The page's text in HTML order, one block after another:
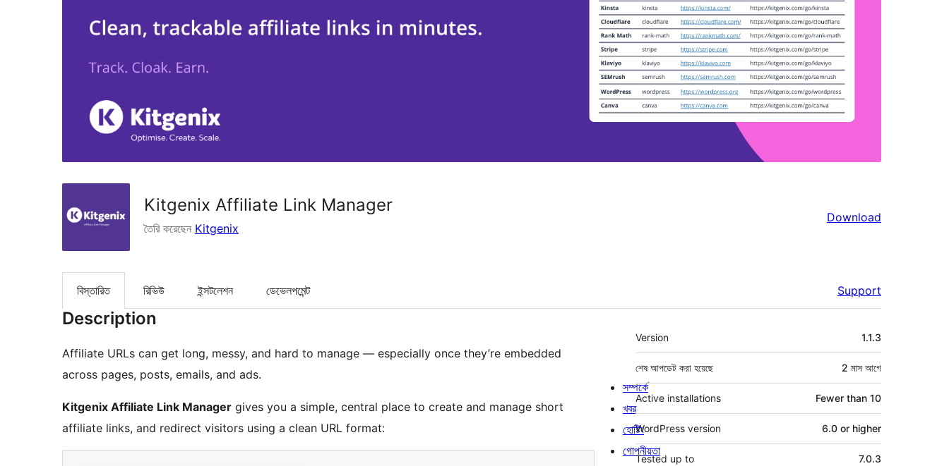
Kitgenix Affiliate Link Manager
তৈরি করেছেন Kitgenix
Download
বিস্তারিত রিভিউ ইন্সটলেশন ডেভেলপমেন্ট Support
Description
Affiliate URLs can get long, messy, and hard to manage — especially once they’re embedded
across pages, posts, emails, and ads.
Kitgenix Affiliate Link Manager gives you a simple, central place to create and manage short
affiliate links, and redirect visitors using a clean URL format:
মেটা
Version 1.1.3
শেষ আপডেট করা হয়েছে 2 মাস আগে
Active installations Fewer than 10
WordPress version 6.0 or higher
Tested up to 7.0.3
সম্পর্কে
খবর
হোষ্টিং
গোপনীয়তা